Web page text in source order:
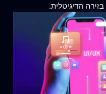
בזירה הדיגיטלית.